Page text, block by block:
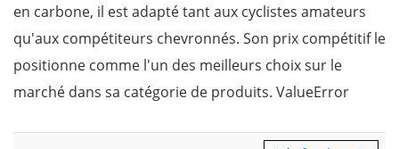
en carbone, il est adapté tant aux cyclistes amateurs
qu'aux compétiteurs chevronnés. Son prix compétitif le
positionne comme l'un des meilleurs choix sur le
marché dans sa catégorie de produits. ValueError